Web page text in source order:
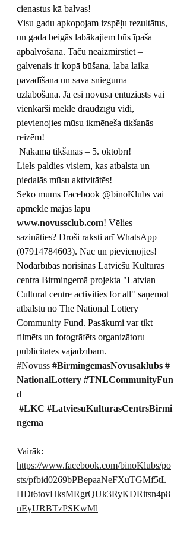
cienastus kā balvas!
Visu gadu apkopojam izspēļu rezultātus,
un gada beigās labākajiem būs īpaša
apbalvošana. Taču neaizmirstiet –
galvenais ir kopā būšana, laba laika
pavadīšana un sava snieguma
uzlabošana. Ja esi novusa entuziasts vai
vienkārši meklē draudzīgu vidi,
pievienojies mūsu ikmēneša tikšanās
reizēm!
Nākamā tikšanās – 5. oktobrī!
Liels paldies visiem, kas atbalsta un
piedalās mūsu aktivitātēs!
Seko mums Facebook @binoKlubs vai
apmeklē mājas lapu
www.novussclub.com! Vēlies
sazināties? Droši raksti arī WhatsApp
(07914784603). Nāc un pievienojies!
Nodarbības norisinās Latviešu Kultūras
centra Birmingemā projekta "Latvian
Cultural centre activities for all" saņemot
atbalstu no The National Lottery
Community Fund. Pasākumi var tikt
filmēts un fotogrāfēts organizātoru
publicitātes vajadzībām.
#Novuss #BirmingemasNovusaklubs #
NationalLottery #TNLCommunityFun
d
#LKC #LatviesuKulturasCentrsBirmi
ngema
Vairāk:
https://www.facebook.com/binoKlubs/po
sts/pfbid0269bPBepaaNeFXuTGMf5tL
HDt6tovHksMRgrQUk3RyKDRitsn4p8
nEyURBTzPSKwMl